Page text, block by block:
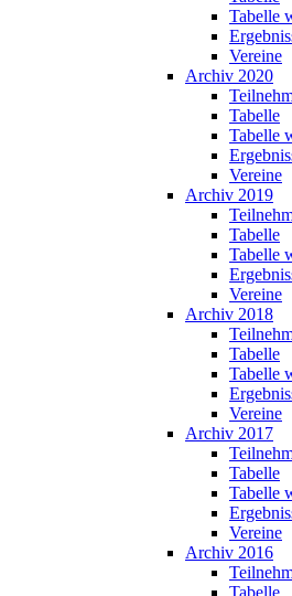
Tabelle
Vereine
Archiv 2020
Tabelle
Tabelle
Vereine
Archiv 2019
Tabelle
Tabelle
Vereine
Archiv 2018
Tabelle
Tabelle
Vereine
Archiv 2017
Tabelle
Tabelle
Vereine
Archiv 2016
Tabelle